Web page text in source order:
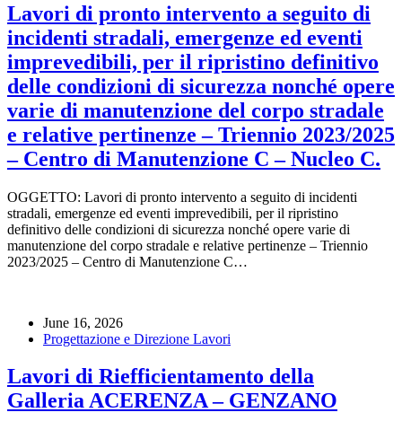
Lavori di pronto intervento a seguito di
incidenti stradali, emergenze ed eventi
imprevedibili, per il ripristino definitivo
delle condizioni di sicurezza nonché opere
varie di manutenzione del corpo stradale
e relative pertinenze – Triennio 2023/2025
– Centro di Manutenzione C – Nucleo C.
OGGETTO: Lavori di pronto intervento a seguito di incidenti
stradali, emergenze ed eventi imprevedibili, per il ripristino
definitivo delle condizioni di sicurezza nonché opere varie di
manutenzione del corpo stradale e relative pertinenze – Triennio
2023/2025 – Centro di Manutenzione C…
June 16, 2026
Progettazione e Direzione Lavori
Lavori di Riefficientamento della
Galleria ACERENZA – GENZANO